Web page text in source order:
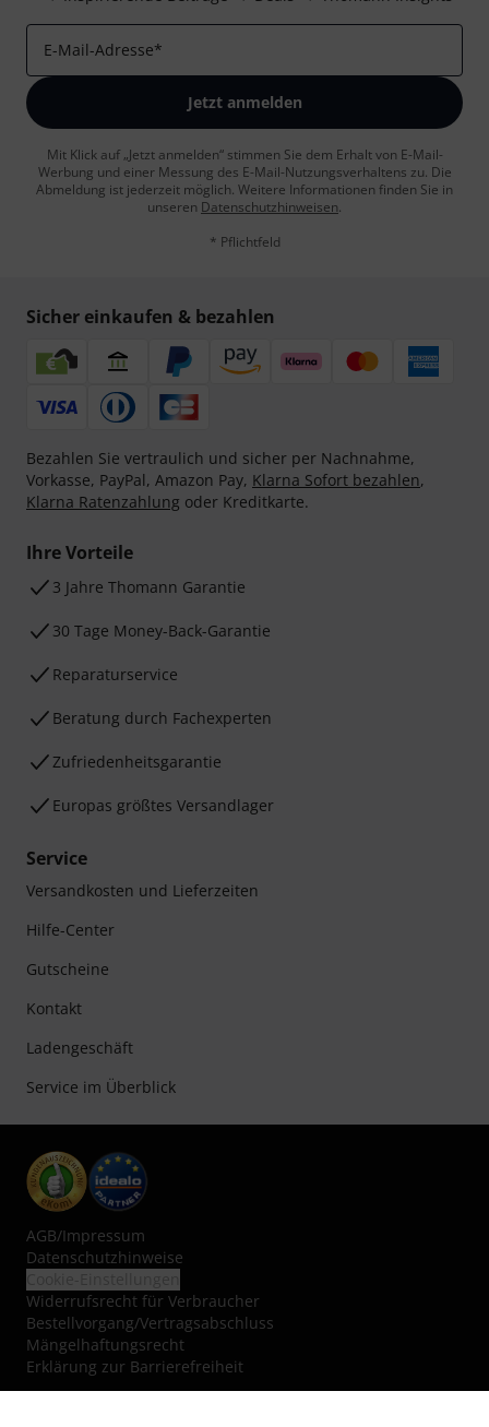
E-Mail-Adresse*
Jetzt anmelden
Mit Klick auf „Jetzt anmelden“ stimmen Sie dem Erhalt von E-Mail-
Werbung und einer Messung des E-Mail-Nutzungsverhaltens zu. Die
Abmeldung ist jederzeit möglich. Weitere Informationen finden Sie in
unseren Datenschutzhinweisen.
* Pflichtfeld
Sicher einkaufen & bezahlen
Bezahlen Sie vertraulich und sicher per Nachnahme,
Vorkasse, PayPal, Amazon Pay, Klarna Sofort bezahlen,
Klarna Ratenzahlung oder Kreditkarte.
Ihre Vorteile
3 Jahre Thomann Garantie
30 Tage Money-Back-Garantie
Reparaturservice
Beratung durch Fachexperten
Zufriedenheitsgarantie
Europas größtes Versandlager
Service
Versandkosten und Lieferzeiten
Hilfe-Center
Gutscheine
Kontakt
Ladengeschäft
Service im Überblick
AGB/Impressum
Datenschutzhinweise
Widerrufsrecht für Verbraucher
Bestellvorgang/Vertragsabschluss
Mängelhaftungsrecht
Erklärung zur Barrierefreiheit